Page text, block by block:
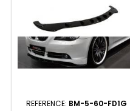
REFERENCE: BM-5-60-FD1G